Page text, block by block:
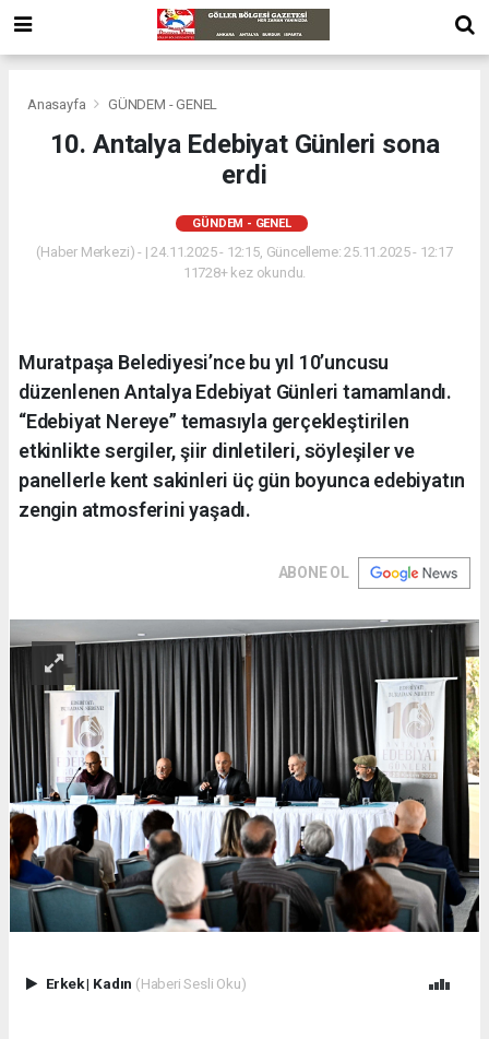
Anasayfa GÜNDEM - GENEL
10. Antalya Edebiyat Günleri sona
erdi
GÜNDEM - GENEL
(Haber Merkezi) - | 24.11.2025 - 12:15, Güncelleme: 25.11.2025 - 12:17
11728+ kez okundu.
Muratpaşa Belediyesi’nce bu yıl 10’uncusu
düzenlenen Antalya Edebiyat Günleri tamamlandı.
“Edebiyat Nereye” temasıyla gerçekleştirilen
etkinlikte sergiler, şiir dinletileri, söyleşiler ve
panellerle kent sakinleri üç gün boyunca edebiyatın
zengin atmosferini yaşadı.
ABONE OL
Erkek| Kadın (Haberi Sesli Oku)